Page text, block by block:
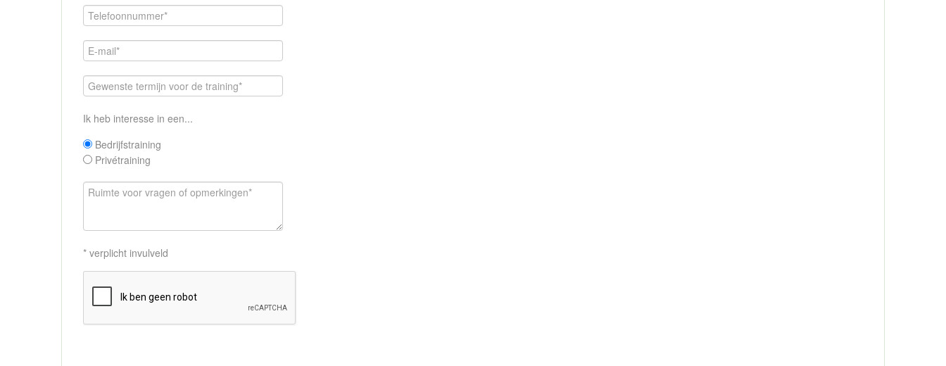
Ik heb interesse in een...
Bedrijfstraining
Privétraining
* verplicht invulveld